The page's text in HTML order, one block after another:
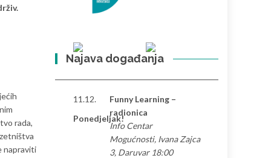
rada,
napraviti
Najava događanja
11.12.
Ponedjeljak!
Funny Learning –
radionica
Info Centar
Mogućnosti, Ivana Zajca
3, Daruvar 18:00